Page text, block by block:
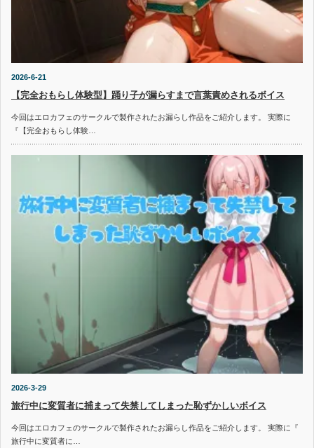
2026-6-21
【完全おもらし体験型】踊り子が漏らすまで言葉責めされるボイス
今回はエロカフェのサークルで製作されたお漏らし作品をご紹介します。 実際に
『【完全おもらし体験…
2026-3-29
旅行中に変質者に捕まって失禁してしまった恥ずかしいボイス
今回はエロカフェのサークルで製作されたお漏らし作品をご紹介します。 実際に『
旅行中に変質者に…